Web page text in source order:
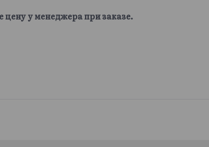
цену у менеджера при заказе.